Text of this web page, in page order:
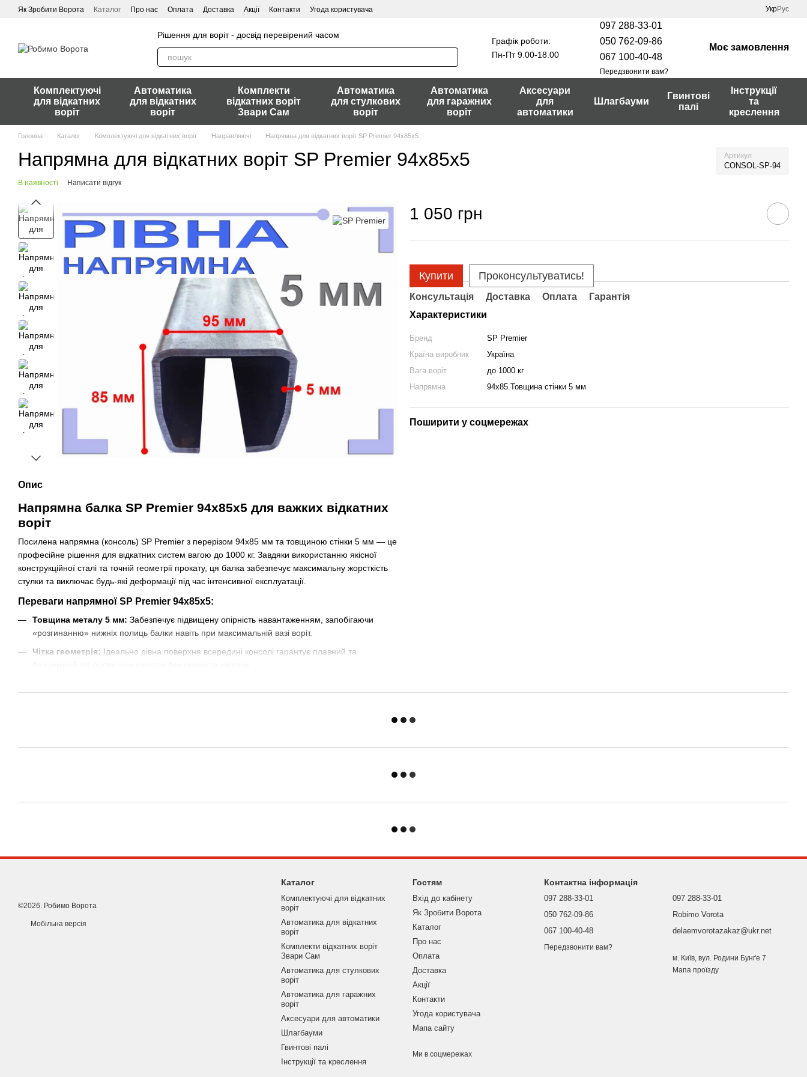
Перейти до основного контенту
Як Зробити Ворота Каталог Про нас Оплата Доставка Акції Контакти Угода користувача УкрРус
Рішення для воріт - досвід перевірений часом
Графік роботи:
Пн-Пт 9.00-18.00
097 288-33-01
050 762-09-86
067 100-40-48
Передзвонити вам?
Моє замовлення
Комплектуючі
для відкатних
воріт
Автоматика
для відкатних
воріт
Комплекти
відкатних воріт
Звари Сам
Автоматика
для стулкових
воріт
Автоматика
для гаражних
воріт
Аксесуари
для
автоматики
Шлагбауми
Гвинтові
палі
Інструкції
та
креслення
Головна Каталог Комплектуючі для відкатних воріт Направляючі Напрямна для відкатних воріт SP Premier 94х85х5
Напрямна для відкатних воріт SP Premier 94х85х5 Артикул
CONSOL-SP-94
В наявності Написати відгук
Опис
Напрямна балка SP Premier 94х85х5 для важких відкатних
воріт
Посилена напрямна (консоль) SP Premier з перерізом 94х85 мм та товщиною стінки 5 мм — це
професійне рішення для відкатних систем вагою до 1000 кг. Завдяки використанню якісної
конструкційної сталі та точній геометрії прокату, ця балка забезпечує максимальну жорсткість
стулки та виключає будь-які деформації під час інтенсивної експлуатації.
Переваги напрямної SP Premier 94х85х5:
Товщина металу 5 мм: Забезпечує підвищену опірність навантаженням, запобігаючи
«розгинанню» нижніх полиць балки навіть при максимальній вазі воріт.
Чітка геометрія: Ідеально рівна поверхня всередині консолі гарантує плавний та
SP Premier, Svit Vorit, Roll Grand та Rolling Hi-Tech.
Надійність перевірена навантаженням
тримає форму протягом усього терміну служби, забезпечуючи стабільну роботу автоматики та
каркас для ваших воріт, який витримає будь-які випробування часом та погодою.
1 050 грн
Купити Проконсультуватись!
Консультація Доставка Оплата
Гарантія
Характеристики
Бренд
SP Premier
Країна виробник
Україна
Вага воріт
до 1000 кг
Напрямна
94x85.Товщина стінки 5 мм
Поширити у соцмережах
©2026. Робимо Ворота
Мобільна версія
Каталог
Комплектуючі для відкатних
воріт
Автоматика для відкатних
воріт
Комплекти відкатних воріт
Звари Сам
Автоматика для стулкових
воріт
Автоматика для гаражних
воріт
Аксесуари для автоматики
Шлагбауми
Гвинтові палі
Інструкції та креслення
Гостям
Вхід до кабінету
Як Зробити Ворота
Каталог
Про нас
Оплата
Доставка
Акції
Контакти
Угода користувача
Мапа сайту
Ми в соцмережах
Контактна інформація
097 288-33-01
050 762-09-86
067 100-40-48
Передзвонити вам?
097 288-33-01
Robimo Vorota
delaemvorotazakaz@ukr.net
м. Київ, вул. Родини Бунґе 7
Мапа проїзду